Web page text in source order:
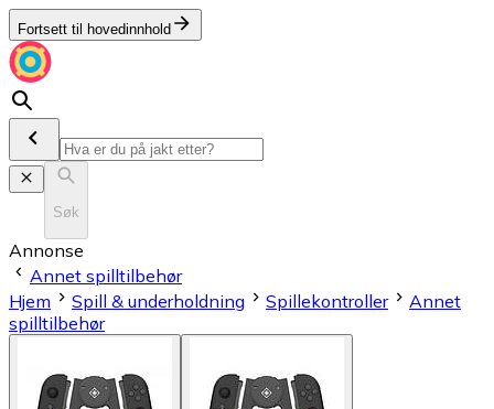
Fortsett til hovedinnhold
Søk
Annonse
Annet spilltilbehør
Hjem
Spill & underholdning Spillekontroller
Annet
spilltilbehør